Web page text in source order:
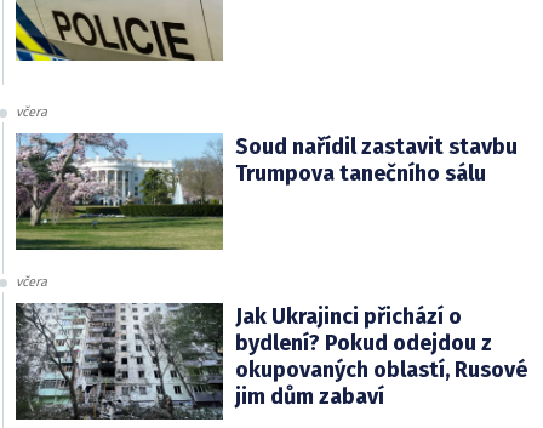
včera
Soud nařídil zastavit stavbu
Trumpova tanečního sálu
včera
Jak Ukrajinci přichází o
bydlení? Pokud odejdou z
okupovaných oblastí, Rusové
jim dům zabaví